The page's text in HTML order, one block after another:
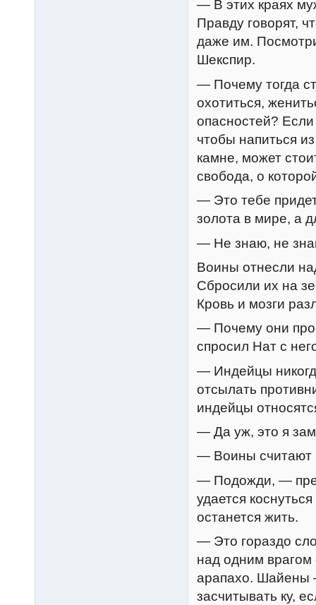
— В этих краях
Правду говорят,
даже им.
Шекспир.
— Почему тогда
охотиться,
опасностей?
чтобы напиться
камне, может
свобода, о
— Это тебе
золота в мире, а
— Не знаю, не
Воины отнесли
Сбросили их на
Кровь и мозги
— Почему они
спросил Нат с
— Индейцы
отсылать
индейцы
— Да уж, это я
— Воины считают
— Подожди, —
удается
останется жить.
— Это гораздо
над одним врагом
арапахо. Шайены
засчитывать ку,